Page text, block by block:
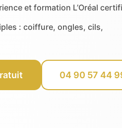
et formation L’Oréal
: coiffure, ongles, cils,
04 90 57 44